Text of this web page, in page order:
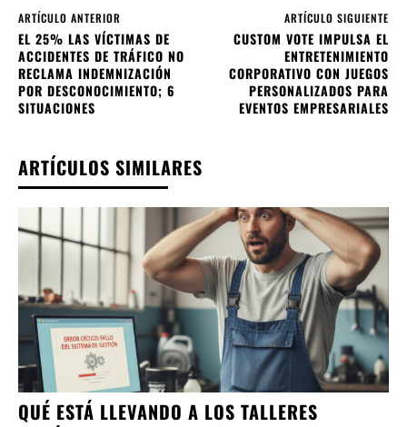
ARTÍCULO ANTERIOR
EL 25% LAS VÍCTIMAS DE
ACCIDENTES DE TRÁFICO NO
RECLAMA INDEMNIZACIÓN
POR DESCONOCIMIENTO; 6
SITUACIONES
ARTÍCULO SIGUIENTE
CUSTOM VOTE IMPULSA EL
ENTRETENIMIENTO
CORPORATIVO CON JUEGOS
PERSONALIZADOS PARA
EVENTOS EMPRESARIALES
ARTÍCULOS SIMILARES
QUÉ ESTÁ LLEVANDO A LOS TALLERES